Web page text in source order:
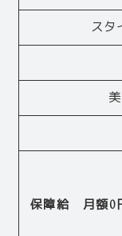
スタ
保障給 月額0